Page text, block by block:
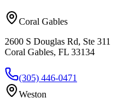
Coral Gables
2600 S Douglas Rd, Ste 311
Coral Gables, FL 33134
(305) 446-0471
Weston